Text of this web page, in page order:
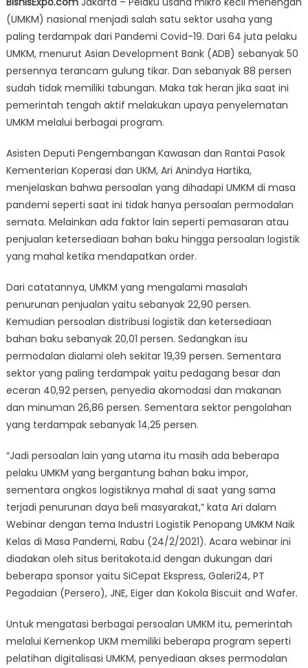
Biaya
Logistik
Jadi
Kendala
UMKM
di
Pasar
Domestik
(UMKM) nasional menjadi salah satu sektor usaha yang
paling terdampak dari Pandemi Covid-19. Dari 64 juta pelaku
UMKM, menurut Asian Development Bank (ADB) sebanyak 50
persennya terancam gulung tikar. Dan sebanyak 88 persen
sudah tidak memiliki tabungan. Maka tak heran jika saat ini
pemerintah tengah aktif melakukan upaya penyelematan
UMKM melalui berbagai program.
Asisten Deputi Pengembangan Kawasan dan Rantai Pasok
Kementerian Koperasi dan UKM, Ari Anindya Hartika,
menjelaskan bahwa persoalan yang dihadapi UMKM di masa
pandemi seperti saat ini tidak hanya persoalan permodalan
semata. Melainkan ada faktor lain seperti pemasaran atau
penjualan ketersediaan bahan baku hingga persoalan logistik
yang mahal ketika mendapatkan order.
Dari catatannya, UMKM yang mengalami masalah
penurunan penjualan yaitu sebanyak 22,90 persen.
Kemudian persoalan distribusi logistik dan ketersediaan
bahan baku sebanyak 20,01 persen. Sedangkan isu
permodalan dialami oleh sekitar 19,39 persen. Sementara
sektor yang paling terdampak yaitu pedagang besar dan
eceran 40,92 persen, penyedia akomodasi dan makanan
dan minuman 26,86 persen. Sementara sektor pengolahan
yang terdampak sebanyak 14,25 persen.
“Jadi persoalan lain yang utama itu masih ada beberapa
pelaku UMKM yang bergantung bahan baku impor,
sementara ongkos logistiknya mahal di saat yang sama
terjadi penurunan daya beli masyarakat,” kata Ari dalam
Webinar dengan tema Industri Logistik Penopang UMKM Naik
Kelas di Masa Pandemi, Rabu (24/2/2021). Acara webinar ini
diadakan oleh situs beritakota.id dengan dukungan dari
beberapa sponsor yaitu SiCepat Ekspress, Galeri24, PT
Pegadaian (Persero), JNE, Eiger dan Kokola Biscuit and Wafer.
Untuk mengatasi berbagai persoalan UMKM itu, pemerintah
melalui Kemenkop UKM memiliki beberapa program seperti
pelatihan digitalisasi UMKM, penyediaan akses permodalan